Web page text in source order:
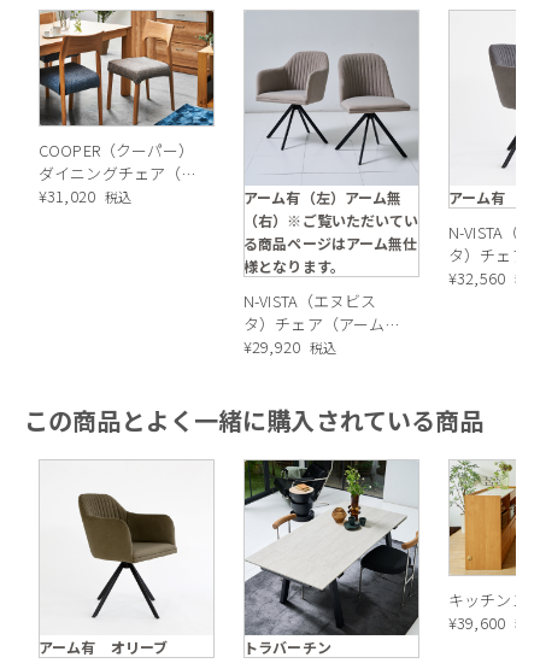
COOPER（クーパー）
ダイニングチェア（オ
ーク）
¥31,020 税込
アーム有（左）アーム無
（右）※ご覧いただいてい
る商品ページはアーム無仕
様となります。
N-VISTA（エヌビス
タ）チェア（アーム
無）ベージュ
¥29,920 税込
アーム有 グ
N-VISTA（
タ）チェア
有）グレー
¥32,560 税
この商品とよく一緒に購入されている商品
アーム有 オリーブ トラバーチン
キッチンス
¥39,600 税